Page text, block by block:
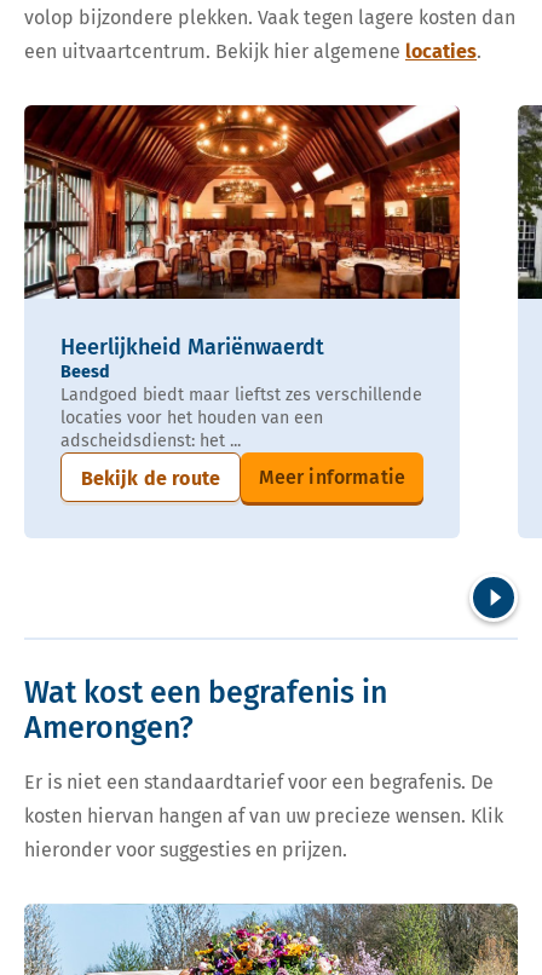
volop bijzondere plekken. Vaak tegen lagere kosten dan
een uitvaartcentrum. Bekijk hier algemene locaties.
Heerlijkheid Mariënwaerdt
Beesd
Landgoed biedt maar lieftst zes verschillende
locaties voor het houden van een
adscheidsdienst: het ...
Bekijk de route Meer informatie
Wat kost een begrafenis in
Amerongen?
Er is niet een standaardtarief voor een begrafenis. De
kosten hiervan hangen af van uw precieze wensen. Klik
hieronder voor suggesties en prijzen.
Bekijk tarieven voor begrafenis